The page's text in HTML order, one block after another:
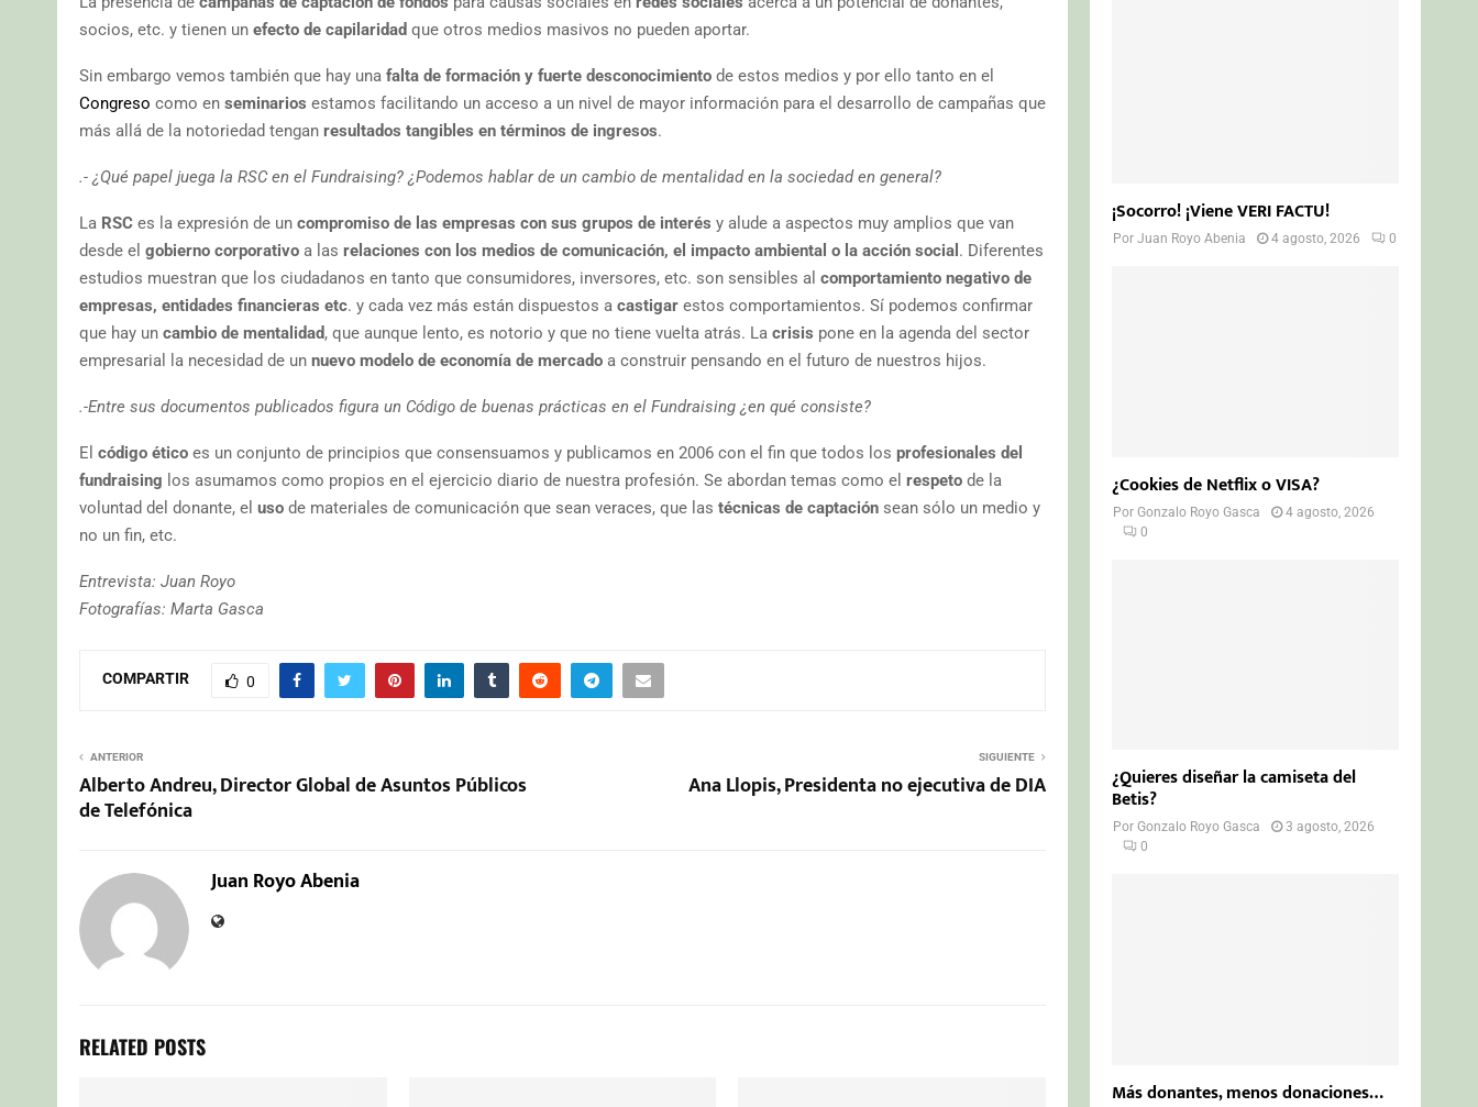
socios, etc. y tienen un efecto de capilaridad que otros medios masivos no pueden aportar.
Sin embargo vemos también que hay una falta de formación y fuerte desconocimiento de estos medios y por ello tanto en el
Congreso como en seminarios estamos facilitando un acceso a un nivel de mayor información para el desarrollo de campañas que
más allá de la notoriedad tengan resultados tangibles en términos de ingresos.
.- ¿Qué papel juega la RSC en el Fundraising? ¿Podemos hablar de un cambio de mentalidad en la sociedad en general?
La RSC es la expresión de un compromiso de las empresas con sus grupos de interés y alude a aspectos muy amplios que van
desde el gobierno corporativo a las relaciones con los medios de comunicación, el impacto ambiental o la acción social . Diferentes
estudios muestran que los ciudadanos en tanto que consumidores, inversores, etc. son sensibles al comportamiento negativo de
empresas, entidades financieras etc. y cada vez más están dispuestos a castigar estos comportamientos. Sí podemos confirmar
que hay un cambio de mentalidad, que aunque lento, es notorio y que no tiene vuelta atrás. La crisis pone en la agenda del sector
empresarial la necesidad de un nuevo modelo de economía de mercado a construir pensando en el futuro de nuestros hijos.
.-Entre sus documentos publicados figura un Código de buenas prácticas en el Fundraising ¿en qué consiste?
El código ético es un conjunto de principios que consensuamos y publicamos en 2006 con el fin que todos los profesionales del
fundraising los asumamos como propios en el ejercicio diario de nuestra profesión. Se abordan temas como el respeto de la
voluntad del donante, el uso de materiales de comunicación que sean veraces, que las técnicas de captación sean sólo un medio y
no un fin, etc.
Entrevista: Juan Royo
Fotografías: Marta Gasca
COMPARTIR 0
ANTERIOR
Alberto Andreu, Director Global de Asuntos Públicos
de Telefónica
SIGUIENTE
Ana Llopis, Presidenta no ejecutiva de DIA
Juan Royo Abenia
RELATED POSTS
¡Socorro! ¡Viene VERI FACTU!
PorJuan Royo Abenia 4 agosto, 2026 0
¿Cookies de Netflix o VISA?
PorGonzalo Royo Gasca
4 agosto, 2026
0
¿Quieres diseñar la camiseta del
Betis?
PorGonzalo Royo Gasca
3 agosto, 2026
0
Más donantes, menos donaciones…